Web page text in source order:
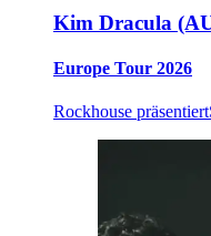
Kim Dracula
Europe Tour 2026
Rockhouse präsentiert